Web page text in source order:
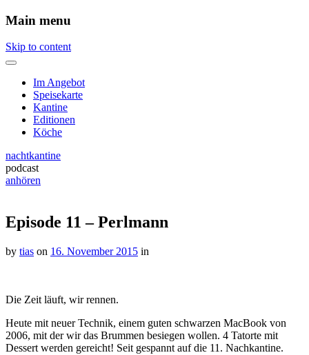
Main menu
Skip to content
Im Angebot
Speisekarte
Kantine
Editionen
Köche
nachtkantine
podcast
anhören
Episode 11 – Perlmann
by tias on 16. November 2015 in
Die Zeit läuft, wir rennen.
Heute mit neuer Technik, einem guten schwarzen MacBook von
2006, mit der wir das Brummen besiegen wollen. 4 Tatorte mit
Dessert werden gereicht! Seit gespannt auf die 11. Nachkantine.